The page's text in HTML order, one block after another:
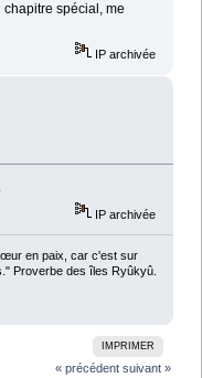
chapitre spécial, me
IP archivée
IP archivée
en paix, car c'est sur
Proverbe des îles Ryûkyû.
IMPRIMER
« précédent suivant »